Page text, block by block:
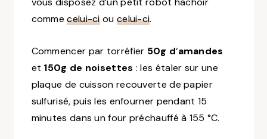
commecelui-ciou celui-ci.
Commencer par torréfier 50g d‘amandes
et 150g de noisettes : les étaler sur une
plaque de cuisson recouverte de papier
sulfurisé, puis les enfourner pendant 15
minutes dans un four préchauffé à 155 °C.